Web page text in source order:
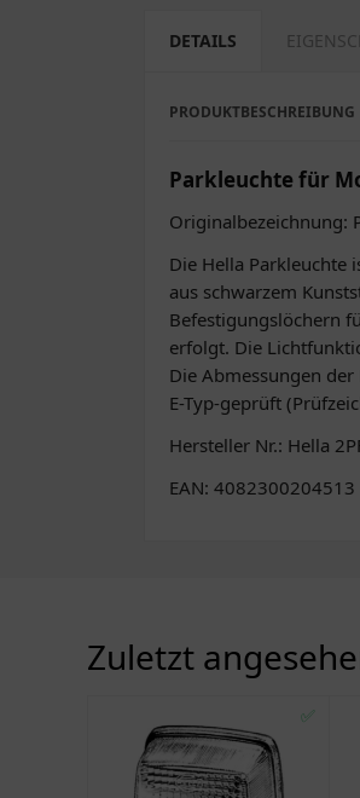
DETAILS
PRODUKTBESCHREIBUNG
Parkleuchte für
Originalbezeichnung:
Die Hella Parkleuchte
aus schwarzem
Befestigungslöchern
erfolgt. Die
Die Abmessungen
E-Typ-geprüft
Hersteller Nr.: Hella
EAN: 4082300204513
Zuletzt
✅